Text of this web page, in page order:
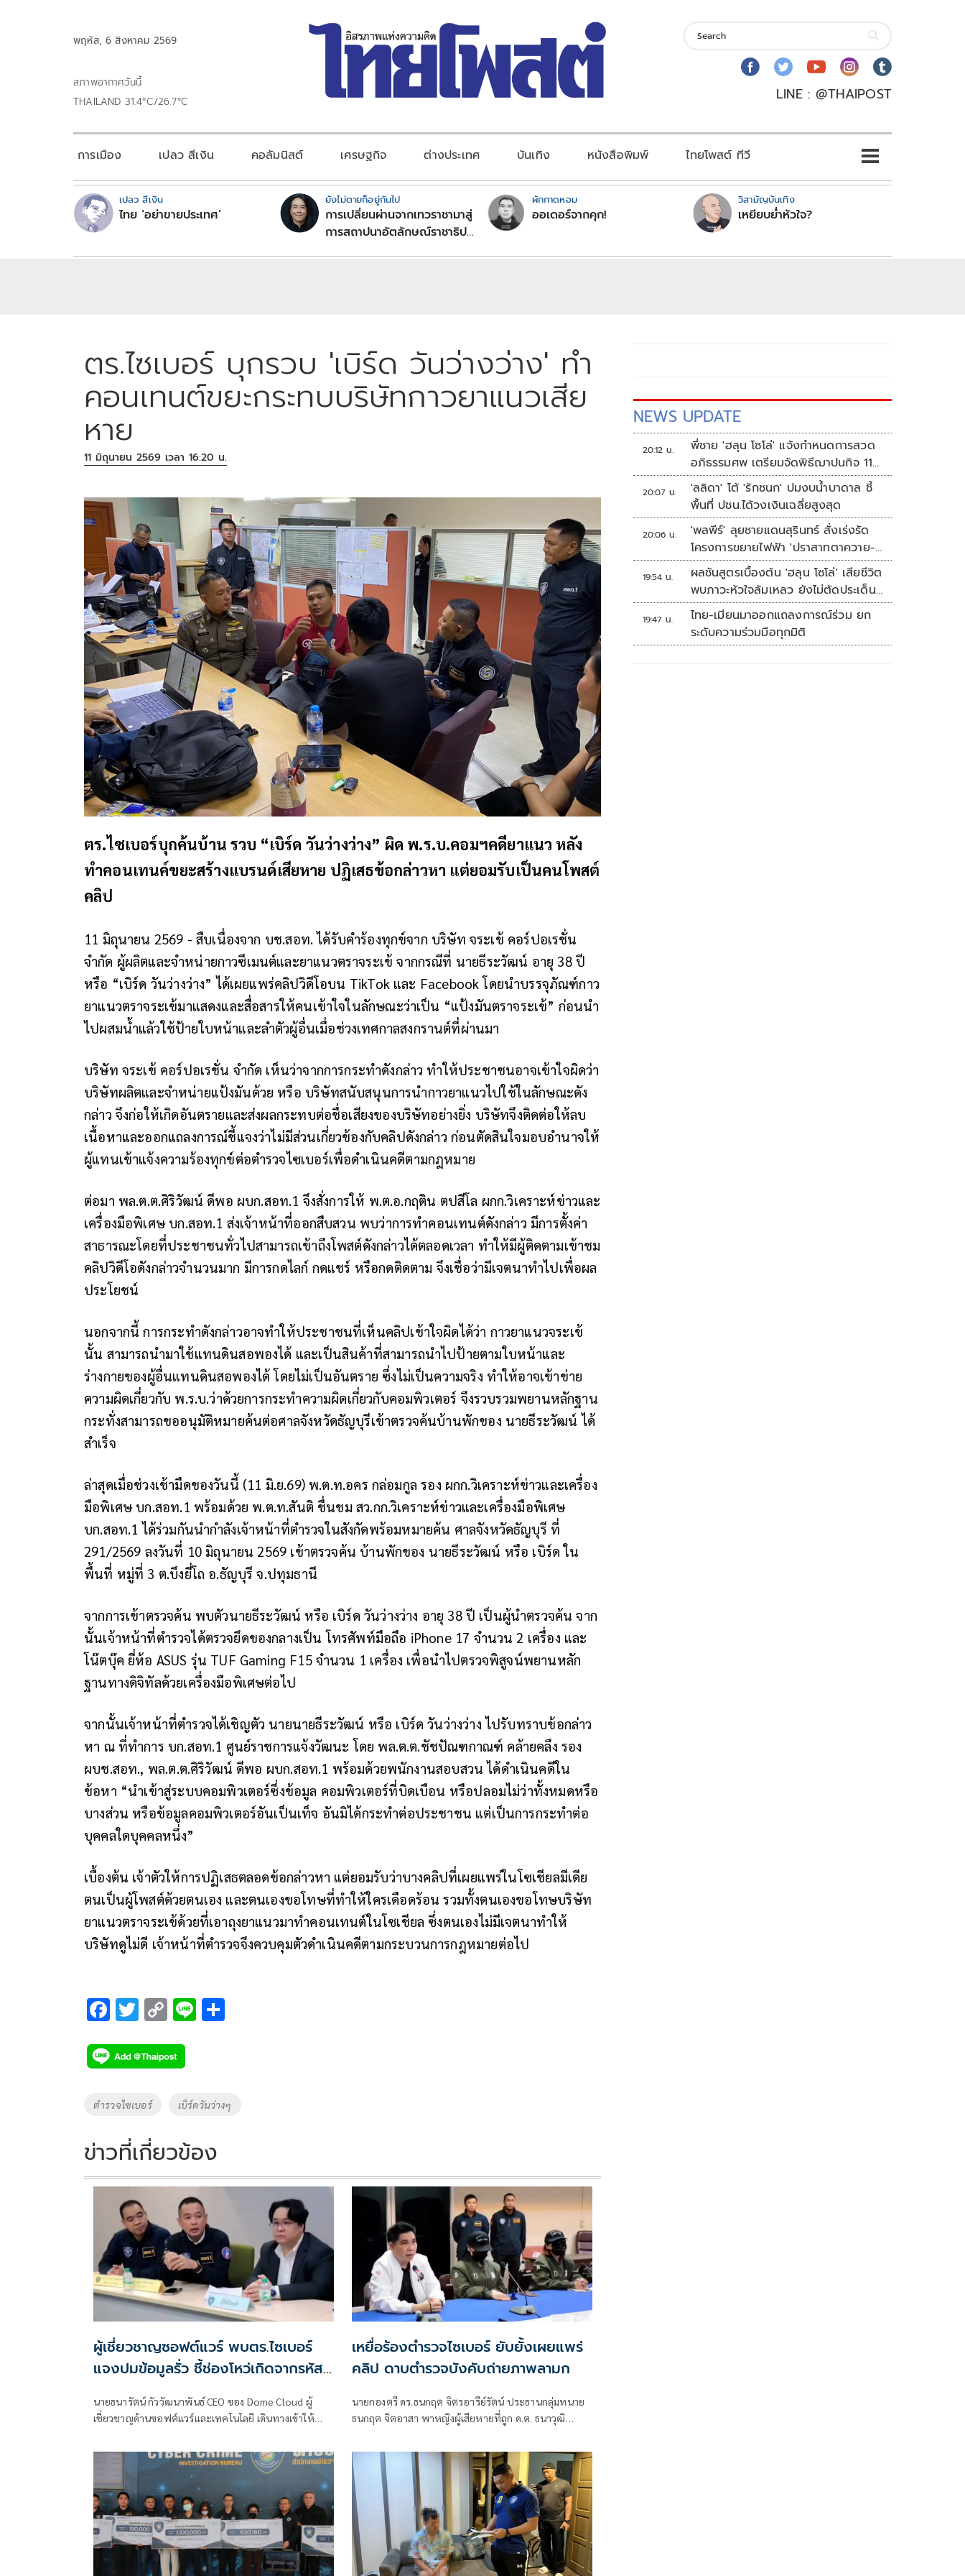
พฤหัส, 6 สิงหาคม 2569
สภาพอากาศวันนี้
THAILAND 31.4°C/26.7°C
LINE : @THAIPOST
การเมือง เปลว สีเงิน คอลัมนิสต์ เศรษฐกิจ ต่างประเทศ บันเทิง หนังสือพิมพ์ ไทยโพสต์ ทีวี
เปลว สีเงิน
ไทย ‘อย่าขายประเทศ’
ยังไม่ตายก็อยู่กันไป
การเปลี่ยนผ่านจากเทวราชามาสู่
การสถาปนาอัตลักษณ์ราชาธิป
ผักกาดหอม
ออเดอร์จากคุก!
วิสามัญบันเทิง
เหยียบย่ำหัวใจ?
ตร.ไซเบอร์ บุกรวบ 'เบิร์ด วันว่างว่าง' ทำ
คอนเทนต์ขยะกระทบบริษัทกาวยาแนวเสีย
หาย
11 มิถุนายน 2569 เวลา 16:20 น.
ตร.ไซเบอร์บุกค้นบ้าน รวบ “เบิร์ด วันว่างว่าง” ผิด พ.ร.บ.คอมฯคดียาแนว หลัง
ทำคอนเทนค์ขยะสร้างแบรนด์เสียหาย ปฏิเสธข้อกล่าวหา แต่ยอมรับเป็นคนโพสต์
คลิป
11 มิถุนายน 2569 - สืบเนื่องจาก บช.สอท. ได้รับคำร้องทุกข์จาก บริษัท จระเข้ คอร์ปอเรชั่น
จำกัด ผู้ผลิตและจำหน่ายกาวซีเมนต์และยาแนวตราจระเข้ จากกรณีที่ นายธีระวัฒน์ อายุ 38 ปี
หรือ “เบิร์ด วันว่างว่าง” ได้เผยแพร่คลิปวิดีโอบน TikTok และ Facebook โดยนำบรรจุภัณฑ์กาว
ยาแนวตราจระเข้มาแสดงและสื่อสารให้คนเข้าใจในลักษณะว่าเป็น “แป้งมันตราจระเข้” ก่อนนำ
ไปผสมน้ำแล้วใช้ป้ายใบหน้าและลำตัวผู้อื่นเมื่อช่วงเทศกาลสงกรานต์ที่ผ่านมา
บริษัท จระเข้ คอร์ปอเรชั่น จำกัด เห็นว่าจากการกระทำดังกล่าว ทำให้ประชาชนอาจเข้าใจผิดว่า
บริษัทผลิตและจำหน่ายแป้งมันด้วย หรือ บริษัทสนับสนุนการนำกาวยาแนวไปใช้ในลักษณะดัง
กล่าว จึงก่อให้เกิดอันตรายและส่งผลกระทบต่อชื่อเสียงของบริษัทอย่างยิ่ง บริษัทจึงติดต่อให้ลบ
เนื้อหาและออกแถลงการณ์ชี้แจงว่าไม่มีส่วนเกี่ยวข้องกับคลิปดังกล่าว ก่อนตัดสินใจมอบอำนาจให้
ผู้แทนเข้าแจ้งความร้องทุกข์ต่อตำรวจไซเบอร์เพื่อดำเนินคดีตามกฎหมาย
ต่อมา พล.ต.ต.ศิริวัฒน์ ดีพอ ผบก.สอท.1 จึงสั่งการให้ พ.ต.อ.กฤติน ตปสีโล ผกก.วิเคราะห์ข่าวและ
เครื่องมือพิเศษ บก.สอท.1 ส่งเจ้าหน้าที่ออกสืบสวน พบว่าการทำคอนเทนต์ดังกล่าว มีการตั้งค่า
สาธารณะโดยที่ประชาชนทั่วไปสามารถเข้าถึงโพสต์ดังกล่าวได้ตลอดเวลา ทำให้มีผู้ติดตามเข้าชม
คลิปวิดีโอดังกล่าวจำนวนมาก มีการกดไลก์ กดแชร์ หรือกดติดตาม จึงเชื่อว่ามีเจตนาทำไปเพื่อผล
ประโยชน์
นอกจากนี้ การกระทำดังกล่าวอาจทำให้ประชาชนที่เห็นคลิปเข้าใจผิดได้ว่า กาวยาแนวจระเข้
นั้น สามารถนำมาใช้แทนดินสอพองได้ และเป็นสินค้าที่สามารถนำไปป้ายตามใบหน้าและ
ร่างกายของผู้อื่นแทนดินสอพองได้ โดยไม่เป็นอันตราย ซึ่งไม่เป็นความจริง ทำให้อาจเข้าข่าย
ความผิดเกี่ยวกับ พ.ร.บ.ว่าด้วยการกระทำความผิดเกี่ยวกับคอมพิวเตอร์ จึงรวบรวมพยานหลักฐาน
กระทั่งสามารถขออนุมัติหมายค้นต่อศาลจังหวัดธัญบุรีเข้าตรวจค้นบ้านพักของ นายธีระวัฒน์ ได้
สำเร็จ
ล่าสุดเมื่อช่วงเช้ามืดของวันนี้ (11 มิ.ย.69) พ.ต.ท.อคร กล่อมกูล รอง ผกก.วิเคราะห์ข่าวและเครื่อง
มือพิเศษ บก.สอท.1 พร้อมด้วย พ.ต.ท.สันติ ชื่นชม สว.กก.วิเคราะห์ข่าวและเครื่องมือพิเศษ
บก.สอท.1 ได้ร่วมกันนำกำลังเจ้าหน้าที่ตำรวจในสังกัดพร้อมหมายค้น ศาลจังหวัดธัญบุรี ที่
291/2569 ลงวันที่ 10 มิถุนายน 2569 เข้าตรวจค้น บ้านพักของ นายธีระวัฒน์ หรือ เบิร์ด ใน
พื้นที่ หมู่ที่ 3 ต.บึงยี่โถ อ.ธัญบุรี จ.ปทุมธานี
จากการเข้าตรวจค้น พบตัวนายธีระวัฒน์ หรือ เบิร์ด วันว่างว่าง อายุ 38 ปี เป็นผู้นำตรวจค้น จาก
นั้นเจ้าหน้าที่ตำรวจได้ตรวจยึดของกลางเป็น โทรศัพท์มือถือ iPhone 17 จำนวน 2 เครื่อง และ
โน๊ตบุ๊ค ยี่ห้อ ASUS รุ่น TUF Gaming F15 จำนวน 1 เครื่อง เพื่อนำไปตรวจพิสูจน์พยานหลัก
ฐานทางดิจิทัลด้วยเครื่องมือพิเศษต่อไป
จากนั้นเจ้าหน้าที่ตำรวจได้เชิญตัว นายนายธีระวัฒน์ หรือ เบิร์ด วันว่างว่าง ไปรับทราบข้อกล่าว
หา ณ ที่ทำการ บก.สอท.1 ศูนย์ราชการแจ้งวัฒนะ โดย พล.ต.ต.ชัชปัณฑกาณฑ์ คล้ายคลึง รอง
ผบช.สอท., พล.ต.ต.ศิริวัฒน์ ดีพอ ผบก.สอท.1 พร้อมด้วยพนักงานสอบสวน ได้ดำเนินคดีใน
ข้อหา “นําเข้าสู่ระบบคอมพิวเตอร์ซึ่งข้อมูล คอมพิวเตอร์ที่บิดเบือน หรือปลอมไม่ว่าทั้งหมดหรือ
บางส่วน หรือข้อมูลคอมพิวเตอร์อันเป็นเท็จ อันมิได้กระทำต่อประชาชน แต่เป็นการกระทำต่อ
บุคคลใดบุคคลหนึ่ง”
เบื้องต้น เจ้าตัวให้การปฏิเสธตลอดข้อกล่าวหา แต่ยอมรับว่าบางคลิปที่เผยแพร่ในโซเชียลมีเดีย
ตนเป็นผู้โพสต์ด้วยตนเอง และตนเองขอโทษที่ทำให้ใครเดือดร้อน รวมทั้งตนเองขอโทษบริษัท
ยาแนวตราจระเข้ด้วยที่เอาถุงยาแนวมาทำคอนเทนต์ในโซเชียล ซึ่งตนเองไม่มีเจตนาทำให้
บริษัทดูไม่ดี เจ้าหน้าที่ตำรวจจึงควบคุมตัวดำเนินคดีตามกระบวนการกฎหมายต่อไป
F
e
b
o
k
T
tt
er
C
p
y
Li
k
Li
Tags
ตำรวจไซเบอร์ เบิร์ดวันว่างๆ
ข่าวที่เกี่ยวข้อง
ผู้เชี่ยวชาญซอฟต์แวร์ พบตร.ไซเบอร์
แจงปมข้อมูลรั่ว ชี้ช่องโหว่เกิดจากรหัส
นายธนารัตน์ กัววัฒนาพันธ์ CEO ของ Dome Cloud ผู้
เชี่ยวชาญด้านซอฟต์แวร์และเทคโนโลยี เดินทางเข้าให้
ถ่ายติดบัตรประชาชน ข้อมูลทะเบียนรถ และข้อมูลของ
บุคคลระดับนายกรัฐมนตรี รัฐมนตรี รวมถึงประชาชนจำ
นวนมาม โดยมีพล.ต.ต.ศิริวัฒน์ ดีพอ ผบก.สอท.1
พ.ต.อ.รชตโชค ลีวาณิชคุณ รอง ผบก.สอท1. พ.ต.อ.รุ่งเลิศ
คันธจันทร์ ผกก.1 บก.สอท.
เหยื่อร้องตำรวจไซเบอร์ ยับยั้งเผยแพร่
คลิป ดาบตำรวจบังคับถ่ายภาพลามก
นายกองตรี ดร.ธนกฤต จิตรอารีย์รัตน์ ประธานกลุ่มทนาย
ธนกฤต จิตอาสา พาหญิงผู้เสียหายที่ถูก ด.ต. ธนาวุฒิ
ลับ เข้าให้ข้อมูลเอกสารแจ้งความกับ พ.ต.อ.กู้เกียรติ วงษ์
พันธ์ ผกก.2 บก.สอท.5
NEWS UPDATE
20:12 น.
พี่ชาย 'ฮลุน โซโล่' แจ้งกำหนดการสวด
อภิธรรมศพ เตรียมจัดพิธีฌาปนกิจ 11
ส.ค.
20:07 น.
'ลลิดา' โต้ 'รักชนก' ปมงบน้ำบาดาล ชี้
พื้นที่ ปชน.ได้วงเงินเฉลี่ยสูงสุด
20:06 น.
'พลพีร์' ลุยชายแดนสุรินทร์ สั่งเร่งรัด
โครงการขยายไฟฟ้า 'ปราสาทตาควาย-
เนิน 350'
19:54 น.
ผลชันสูตรเบื้องต้น 'ฮลุน โซโล่' เสียชีวิต
พบภาวะหัวใจล้มเหลว ยังไม่ตัดประเด็น
สารพิษ รอจอร์เจียส่งผลตรวจครั้งแรก
19:47 น.
ไทย-เมียนมาออกแถลงการณ์ร่วม ยก
ระดับความร่วมมือทุกมิติ